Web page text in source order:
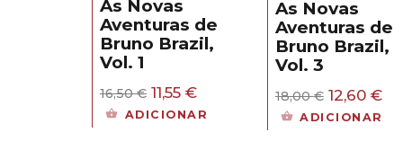
As Novas
Aventuras de
Bruno Brazil,
Vol. 1
16,50€ O
preço
11,55 €O
preço
ADICIONAR
As Novas
Aventuras de
Bruno Brazil,
Vol. 3
18,00€ O
preço
12,60 €O
ADICIONAR